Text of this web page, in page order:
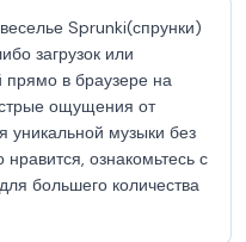
Sprunki(спрунки)
загрузок или
прямо в браузере на
ощущения от
уникальной музыки без
ознакомьтесь с
большего количества